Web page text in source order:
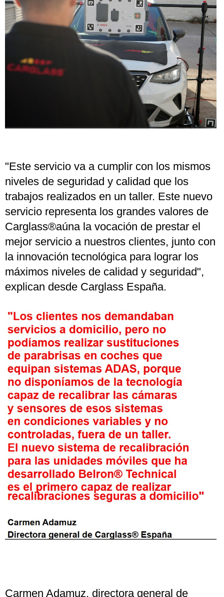
"Este servicio va a cumplir con los mismos
niveles de seguridad y calidad que los
trabajos realizados en un taller. Este nuevo
servicio representa los grandes valores de
Carglass®aúna la vocación de prestar el
mejor servicio a nuestros clientes, junto con
la innovación tecnológica para lograr los
máximos niveles de calidad y seguridad",
explican desde Carglass España.
Carmen Adamuz, directora general de